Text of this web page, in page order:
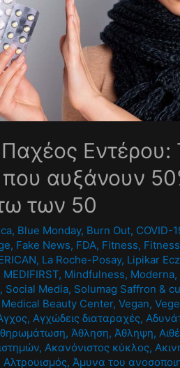
αυξάνουν
των 50
, Blue Monday, Burn Out, COVID-
, Fake News, FDA, Fitness,
, La Roche-Posay, Lipikar
MEDIFIRST, Mindfulness, Moderna,
, Social Media, Solumag Saffron &
Beauty Center,Vegan,
, Αγχώδεις διαταραχές,
, Άθληση, Άθληψη,
, Ακανόνιστος κύκλος,
Αλτρουισμός, Άμυνα του